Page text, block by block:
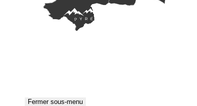
Fermer sous-menu